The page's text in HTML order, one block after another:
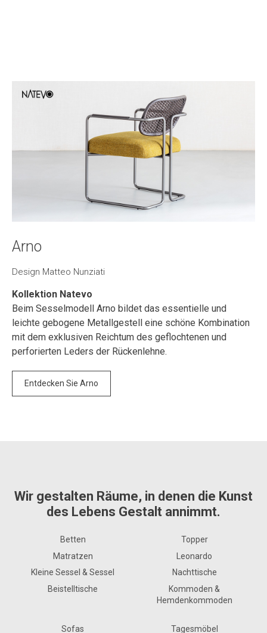
Arno
Design Matteo Nunziati
Kollektion Natevo
Beim Sesselmodell Arno bildet das essentielle und
leichte gebogene Metallgestell eine schöne Kombination
mit dem exklusiven Reichtum des geflochtenen und
perforierten Leders der Rückenlehne.
Entdecken Sie Arno
Wir gestalten Räume, in denen die Kunst
des Lebens Gestalt annimmt.
Betten
Matratzen
Kleine Sessel & Sessel
Beistelltische
Topper
Leonardo
Nachttische
Kommoden &
Hemdenkommoden
Sofas
Tagesmöbel